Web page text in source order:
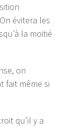
évitera les
la moitié
on
fait même si
qu’il y a